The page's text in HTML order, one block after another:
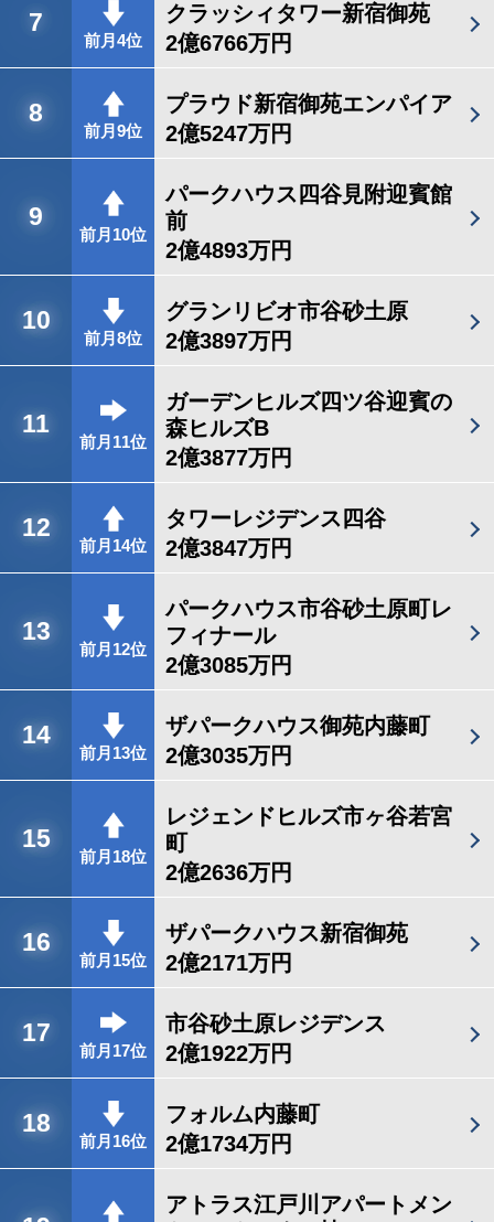
7
前月4位
クラッシィタワー新宿御苑
2億6766万円
8
前月9位
プラウド新宿御苑エンパイア
2億5247万円
9
前月10位
パークハウス四谷見附迎賓館
前
2億4893万円
10
前月8位
グランリビオ市谷砂土原
2億3897万円
11
前月11位
ガーデンヒルズ四ツ谷迎賓の
森ヒルズB
2億3877万円
12
前月14位
タワーレジデンス四谷
2億3847万円
13
前月12位
パークハウス市谷砂土原町レ
フィナール
2億3085万円
14
前月13位
ザパークハウス御苑内藤町
2億3035万円
15
前月18位
レジェンドヒルズ市ヶ谷若宮
町
2億2636万円
16
前月15位
ザパークハウス新宿御苑
2億2171万円
17
前月17位
市谷砂土原レジデンス
2億1922万円
18
前月16位
フォルム内藤町
2億1734万円
アトラス江戸川アパートメン